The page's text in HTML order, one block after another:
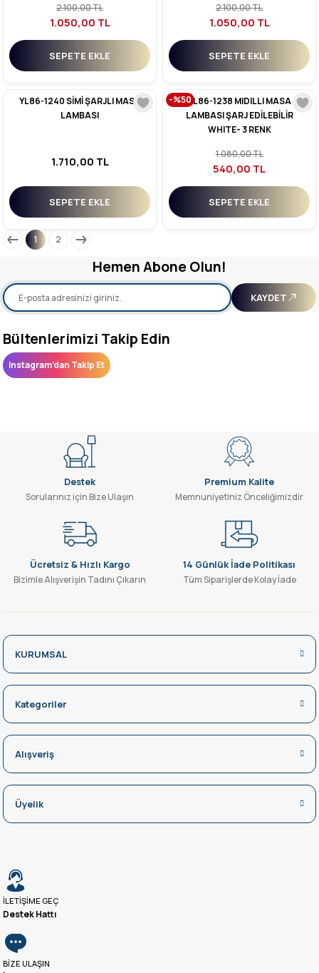
2.100,00 TL
1.050,00 TL
SEPETE EKLE
2.100,00 TL
1.050,00 TL
SEPETE EKLE
YL86-1240 SİMİ ŞARJLI MASA
LAMBASI
1.710,00 TL
SEPETE EKLE
-%50YL86-1238 MIDILLI MASA
LAMBASI ŞARJ EDİLEBİLİR
WHITE- 3 RENK
1.080,00 TL
540,00 TL
SEPETE EKLE
1 2
Hemen Abone Olun!
KAYDET
Bültenlerimizi Takip Edin
Instagram’dan Takip Et
Destek
Sorularınız için Bize Ulaşın
Premium Kalite
Memnuniyetiniz Önceliğimizdir
Ücretsiz & Hızlı Kargo
Bizimle Alışverişin Tadını Çıkarın
14 Günlük İade Politikası
Tüm Siparişlerde Kolay İade
KURUMSAL
Kategoriler
Alışveriş
Üyelik
İLETİŞİME GEÇ
Destek Hattı
BİZE ULAŞIN